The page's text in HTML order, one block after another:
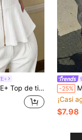
talla grande con cremallera central delantera -25%
¡Casi
$7.98